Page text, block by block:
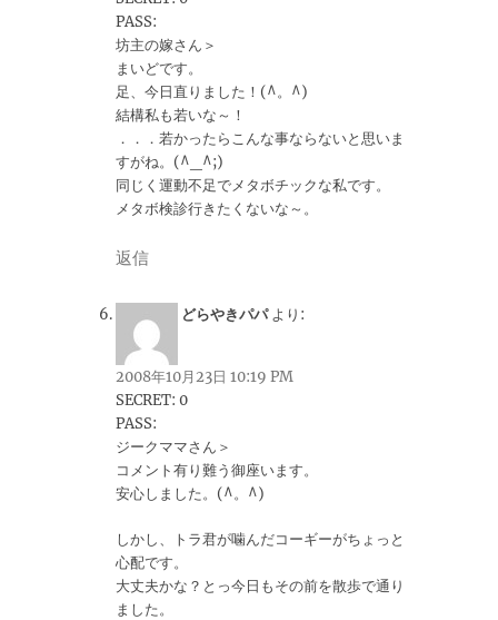
PASS:
坊主の嫁さん＞
まいどです。
足、今日直りました！(^。^)
結構私も若いな～！
．．．若かったらこんな事ならないと思いま
すがね。(^_^;)
同じく運動不足でメタボチックな私です。
メタボ検診行きたくないな～。
返信
どらやきパパ より:
2008年10月23日 10:19 PM
SECRET: 0
PASS:
ジークママさん＞
コメント有り難う御座います。
安心しました。(^。^)
しかし、トラ君が噛んだコーギーがちょっと
心配です。
大丈夫かな？とっ今日もその前を散歩で通り
ました。